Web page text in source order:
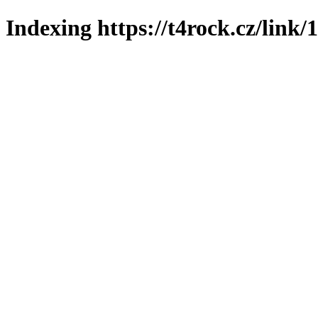
Indexing https://t4rock.cz/link/